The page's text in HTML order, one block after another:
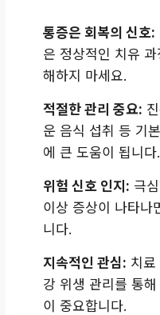
통증은 회복의 신호:
은 정상적인 치유
해하지 마세요.
적절한 관리 중요:
운 음식 섭취 등 기
에 큰 도움이 됩니다.
위험 신호 인지: 극
이상 증상이 나타나
니다.
지속적인 관심: 치료
강 위생 관리를 통
이 중요합니다.